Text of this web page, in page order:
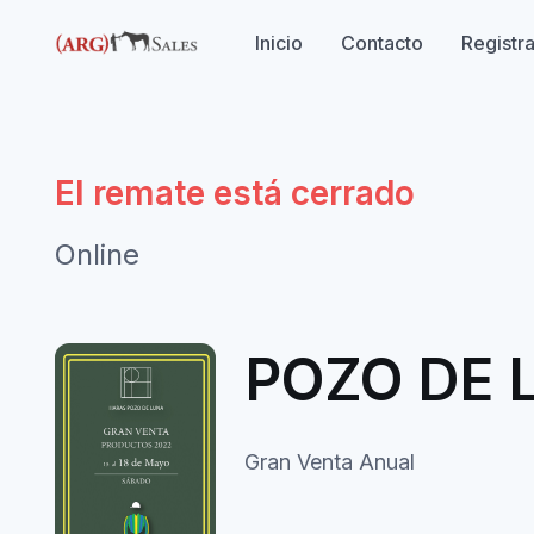
Inicio Contacto
El remate está cerrado
Online
POZO DE
Gran Venta Anual